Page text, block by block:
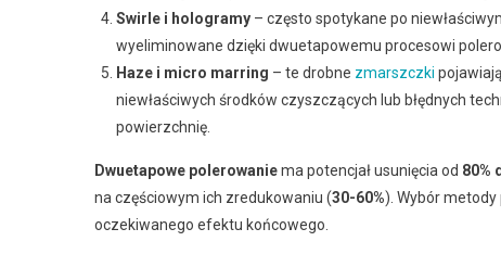
Swirle i hologramy – często spotykane po
wyeliminowane dzięki dwuetapowemu procesowi
Haze i micro marring – te drobne zmarszczki
niewłaściwych środków czyszczących lub błędnych
powierzchnię.
Dwuetapowe polerowaniema potencjał usunięcia od 80%
na częściowym ich zredukowaniu (30-60%). Wybór
oczekiwanego efektu końcowego.